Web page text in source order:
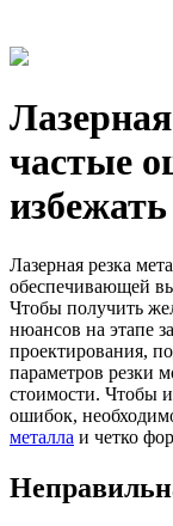
частые
Лазерная резка
обеспечивающей
Чтобы получить
нюансов на этапе
проектирования,
параметров резки
стоимости. Чтобы
ошибок,
металла и четко